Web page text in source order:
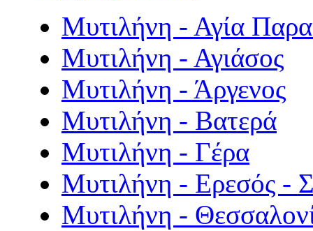
Μυτιλήνη - Αγία
Μυτιλήνη - Αγιάσος
Μυτιλήνη - Άργενος
Μυτιλήνη - Βατερά
Μυτιλήνη - Γέρα
Μυτιλήνη - Ερεσός -
Μυτιλήνη -